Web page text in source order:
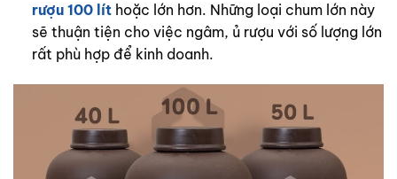
rượu 100 líthoặc lớn hơn. Những loại chum lớn này
sẽ thuận tiện cho việc ngâm, ủ rượu với số lượng lớn
rất phù hợp để kinh doanh.